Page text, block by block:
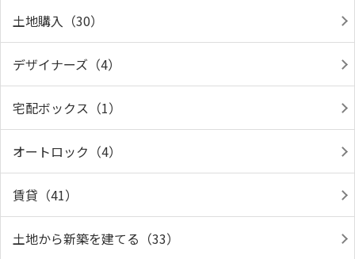
土地購入（30）
デザイナーズ（4）
宅配ボックス（1）
オートロック（4）
賃貸（41）
土地から新築を建てる（33）